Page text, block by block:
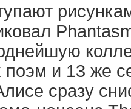
поэм и 13 же
сразу